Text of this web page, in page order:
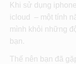
Khi sử dụng
icloud – một tính
mình khỏi những
bạn.
Thế nên bạn đã